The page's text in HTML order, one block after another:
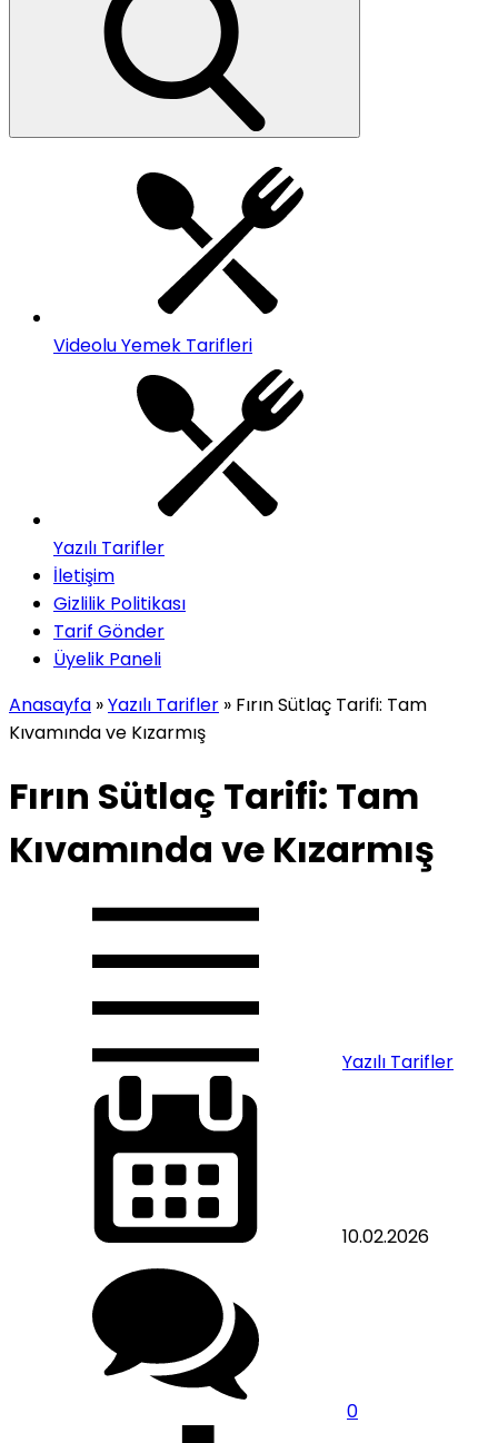
Videolu Yemek Tarifleri
Yazılı Tarifler
İletişim
Gizlilik Politikası
Tarif Gönder
Üyelik Paneli
Anasayfa »Yazılı Tarifler » Fırın Sütlaç Tarifi: Tam
Kıvamında ve Kızarmış
Fırın Sütlaç Tarifi: Tam
Kıvamında ve Kızarmış
Yazılı Tarifler
10.02.2026
0